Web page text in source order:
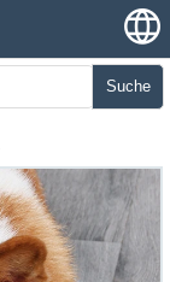
Suche